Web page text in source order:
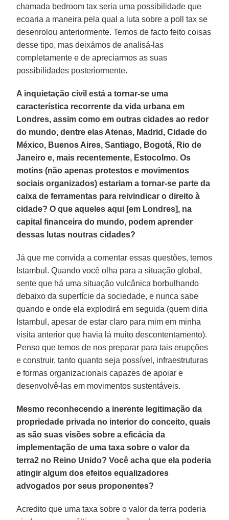
chamada bedroom tax seria uma possibilidade que
ecoaria a maneira pela qual a luta sobre a poll tax se
desenrolou anteriormente. Temos de facto feito coisas
desse tipo, mas deixámos de analisá-las
completamente e de apreciarmos as suas
possibilidades posteriormente.
A inquietação civil está a tornar-se uma
característica recorrente da vida urbana em
Londres, assim como em outras cidades ao redor
do mundo, dentre elas Atenas, Madrid, Cidade do
México, Buenos Aires, Santiago, Bogotá, Rio de
Janeiro e, mais recentemente, Estocolmo. Os
motins (não apenas protestos e movimentos
sociais organizados) estariam a tornar-se parte da
caixa de ferramentas para reivindicar o direito à
cidade? O que aqueles aqui [em Londres], na
capital financeira do mundo, podem aprender
dessas lutas noutras cidades?
Já que me convida a comentar essas questões, temos
Istambul. Quando você olha para a situação global,
sente que há uma situação vulcânica borbulhando
debaixo da superfície da sociedade, e nunca sabe
quando e onde ela explodirá em seguida (quem diria
Istambul, apesar de estar claro para mim em minha
visita anterior que havia lá muito descontentamento).
Penso que temos de nos preparar para tais erupções
e construir, tanto quanto seja possível, infraestruturas
e formas organizacionais capazes de apoiar e
desenvolvê-las em movimentos sustentáveis.
Mesmo reconhecendo a inerente legitimação da
propriedade privada no interior do conceito, quais
as são suas visões sobre a eficácia da
implementação de uma taxa sobre o valor da
terra2 no Reino Unido? Você acha que ela poderia
atingir algum dos efeitos equalizadores
advogados por seus proponentes?
Acredito que uma taxa sobre o valor da terra poderia